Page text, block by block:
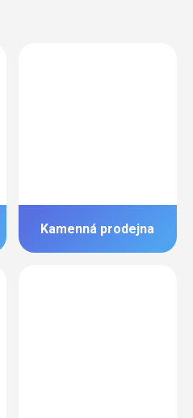
Kamenná prodejna